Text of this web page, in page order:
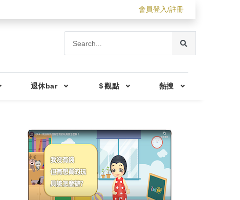
會員登入/註冊
退休bar ＄觀點 熱搜